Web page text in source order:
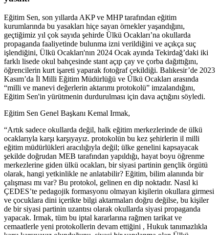
Eğitim Sen, son yıllarda AKP ve MHP tarafından eğitim
kurumlarında bu yasakları hiçe sayan örnekler yaşandığını,
geçtiğimiz yıl çok sayıda şehirde Ülkü Ocakları’na okullarda
propaganda faaliyetinde bulunma izni verildiğini ve açıkça suç
işlendiğini, Ülkü Ocakları'nın 2024 Ocak ayında Tekirdağ’daki iki
farklı lisede okul bahçesinde stant açıp çay ve çorba dağıttığını,
öğrencilerin kurt işareti yaparak fotoğraf çekildiği. Balıkesir’de 2023
Kasım’da İl Milli Eğitim Müdürlüğü ve Ülkü Ocakları arasında
“milli ve manevi değerlerin aktarımı protokolü” imzalandığını,
Eğitim Sen'in yürütmenin durdurulması için dava açtığını söyledi.
Eğitim Sen Genel Başkanı Kemal Irmak,
“Artık sadece okullarda değil, halk eğitim merkezlerinde de ülkü
ocaklarıyla karşı karşıyayız. protokolün bu kez şehirlerin il milli
eğitim müdürlükleri aracılığıyla değil; ülke genelini kapsayacak
şekilde doğrudan MEB tarafından yapıldığı, hayat boyu öğrenme
merkezlerine giden ülkü ocakları, bir siyasi partinin gençlik örgütü
olarak, hangi yetkinlikle ne anlatabilir? Eğitim, bilim alanında bir
çalışması mı var? Bu protokol, gelinen en dip noktadır. Nasıl ki
ÇEDES’te pedagojik formasyonu olmayan kişilerin okullara girmesi
ve çocuklara dini içerikte bilgi aktarmaları doğru değilse, bu kişiler
de bir siyasi partinin uzantısı olarak okullarda siyasi propaganda
yapacak. Irmak, tüm bu iptal kararlarına rağmen tarikat ve
cemaatlerle yeni protokollerin devam ettiğini , Hukuk tanımazlıkla